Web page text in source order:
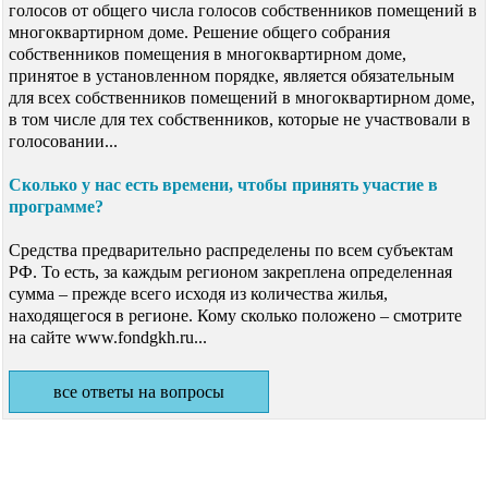
голосов от общего числа голосов собственников помещений в
многоквартирном доме. Решение общего собрания
собственников помещения в многоквартирном доме,
принятое в установленном порядке, является обязательным
для всех собственников помещений в многоквартирном доме,
в том числе для тех собственников, которые не участвовали в
голосовании...
Сколько у нас есть времени, чтобы принять участие в
программе?
Средства предварительно распределены по всем субъектам
РФ. То есть, за каждым регионом закреплена определенная
сумма – прежде всего исходя из количества жилья,
находящегося в регионе. Кому сколько положено – смотрите
на сайте www.fondgkh.ru...
все ответы на вопросы